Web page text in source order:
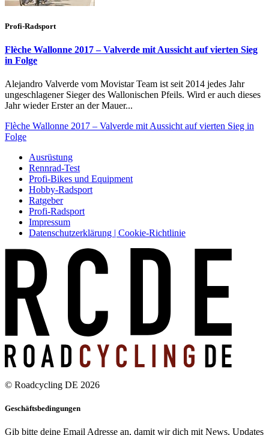
Profi-Radsport
Flèche Wallonne 2017 – Valverde mit Aussicht auf vierten Sieg
in Folge
Alejandro Valverde vom Movistar Team ist seit 2014 jedes Jahr
ungeschlagener Sieger des Wallonischen Pfeils. Wird er auch dieses
Jahr wieder Erster an der Mauer...
Flèche Wallonne 2017 – Valverde mit Aussicht auf vierten Sieg in
Folge
Ausrüstung
Rennrad-Test
Profi-Bikes und Equipment
Hobby-Radsport
Ratgeber
Profi-Radsport
Impressum
Datenschutzerklärung | Cookie-Richtlinie
© Roadcycling DE 2026
Geschäftsbedingungen
Gib bitte deine Email Adresse an, damit wir dich mit News, Updates